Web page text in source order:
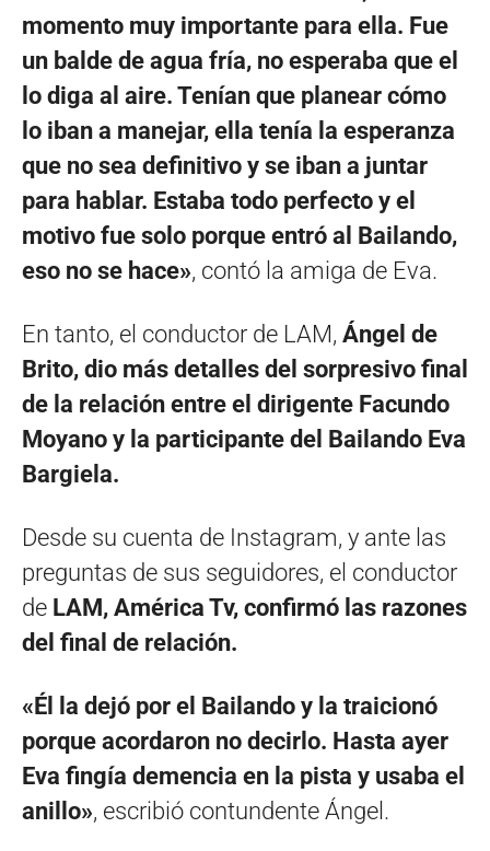
momento muy importante para ella. Fue
un balde de agua fría, no esperaba que el
lo diga al aire. Tenían que planear cómo
lo iban a manejar, ella tenía la esperanza
que no sea definitivo y se iban a juntar
para hablar. Estaba todo perfecto y el
motivo fue solo porque entró al Bailando,
eso no se hace», contó la amiga de Eva.
En tanto, el conductor de LAM, Ángel de
Brito, dio más detalles del sorpresivo final
de la relación entre el dirigente Facundo
Moyano y la participante del Bailando Eva
Bargiela.
Desde su cuenta de Instagram, y ante las
preguntas de sus seguidores, el conductor
de LAM, América Tv, confirmó las razones
del final de relación.
«Él la dejó por el Bailando y la traicionó
porque acordaron no decirlo. Hasta ayer
Eva fingía demencia en la pista y usaba el
anillo», escribió contundente Ángel.